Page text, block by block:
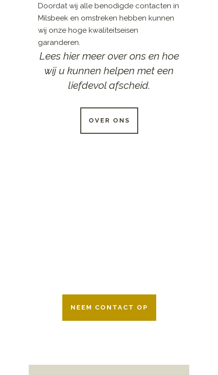
Doordat wij alle benodigde contacten in
Milsbeek en omstreken hebben kunnen
wij onze hoge kwaliteitseisen
garanderen.
Lees hier meer over ons en hoe
wij u kunnen helpen met een
liefdevol afscheid.
OVER ONS
NEEM CONTACT OP